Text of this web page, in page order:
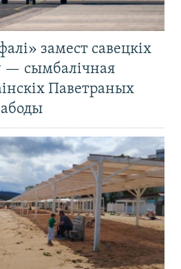
замест савецкіх
— сымбалічная
Паветраных